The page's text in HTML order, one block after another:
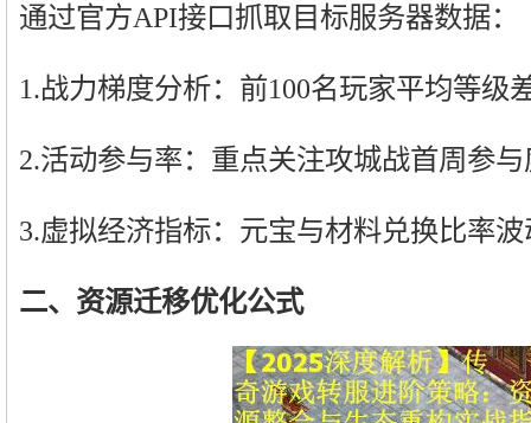
通过官方API接口抓取目标服务器数据：
1.战力梯度分析：前100名玩家平均等级
2.活动参与率：重点关注攻城战首周参
3.虚拟经济指标：元宝与材料兑换比率
二、资源迁移优化公式